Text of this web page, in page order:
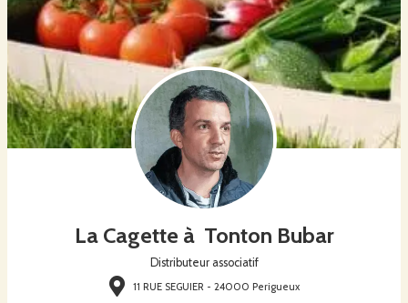
La Cagette à Tonton Bubar
Distributeur associatif
11 RUE SEGUIER - 24000 Perigueux